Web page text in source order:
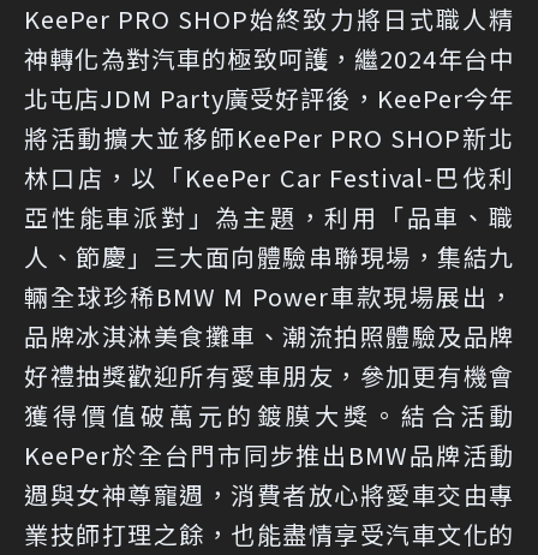
KeePer PRO SHOP始終致力將日式職人精
神轉化為對汽車的極致呵護，繼2024年台中
北屯店JDM Party廣受好評後，KeePer今年
將活動擴大並移師KeePer PRO SHOP新北
林口店，以「KeePer Car Festival-巴伐利
亞性能車派對」為主題，利用「品車、職
人、節慶」三大面向體驗串聯現場，集結九
輛全球珍稀BMW M Power車款現場展出，
品牌冰淇淋美食攤車、潮流拍照體驗及品牌
好禮抽獎歡迎所有愛車朋友，參加更有機會
獲得價值破萬元的鍍膜大獎。結合活動
KeePer於全台門市同步推出BMW品牌活動
週與女神尊寵週，消費者放心將愛車交由專
業技師打理之餘，也能盡情享受汽車文化的